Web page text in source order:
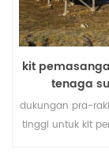
kit
tenaga
dukungan pra-
tinggi untuk kit